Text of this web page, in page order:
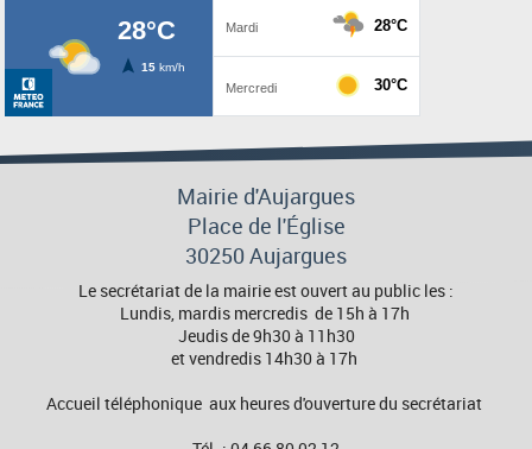
Mairie d'Aujargues
Place de l'Église
30250 Aujargues
Le secrétariat de la mairie est ouvert au public les :
Lundis, mardis mercredis de 15h à 17h
Jeudis de 9h30 à 11h30
et vendredis 14h30 à 17h
Accueil téléphonique aux heures d'ouverture du secrétariat